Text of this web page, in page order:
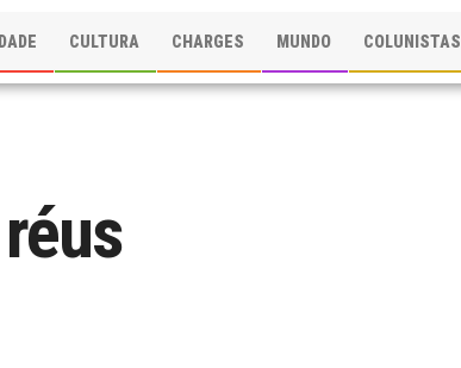
CULTURA CHARGES MUNDO COLUNISTAS